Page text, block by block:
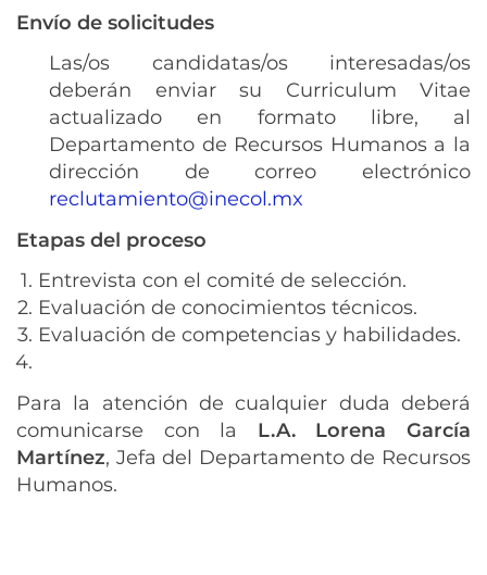
Envío de solicitudes
Las/os candidatas/os interesadas/os
deberán enviar su Curriculum Vitae
actualizado en formato libre, al
Departamento de Recursos Humanos a la
dirección de correo electrónico
reclutamiento@inecol.mx
Etapas del proceso
Entrevista con el comité de selección.
Evaluación de conocimientos técnicos.
Evaluación de competencias y habilidades.
Para la atención de cualquier duda deberá
comunicarse con la
L.A. Lorena García
Martínez, Jefa del Departamento de Recursos
Humanos.